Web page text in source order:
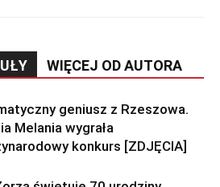
WIĘCEJ OD AUTORA
geniusz z Rzeszowa.
Melania wygrała
konkurs [ZDJĘCIA]